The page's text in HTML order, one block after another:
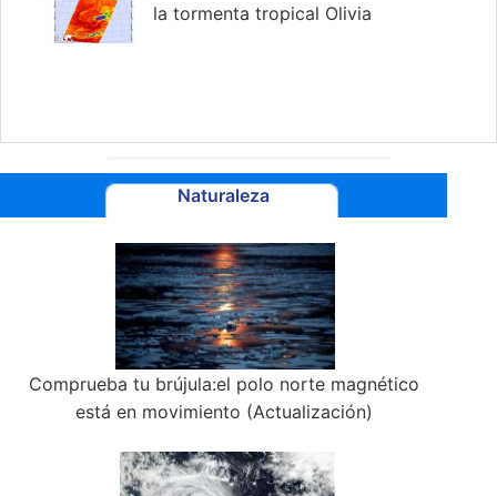
la tormenta tropical Olivia
Naturaleza
Comprueba tu brújula:el polo norte magnético
está en movimiento (Actualización)